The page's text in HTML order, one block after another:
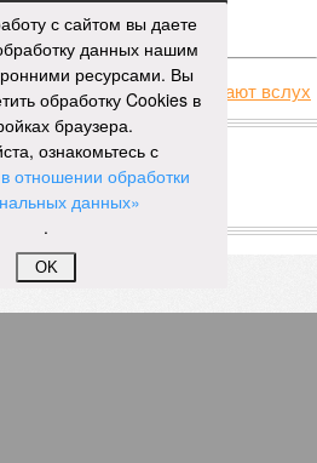
ЕЩЕ НОВОСТИ
ПАРТНЕРОВ
smi2.ru
«ОБЩЕСТВО»
с сайтом вы даете
данных нашим
ресурсами. Вы
обработку Cookies в
браузера.
ознакомьтесь с
отношении обработки
данных»
.
OK